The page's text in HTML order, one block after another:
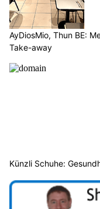
AyDiosMio, Thun BE:
Take-away
Künzli Schuhe: